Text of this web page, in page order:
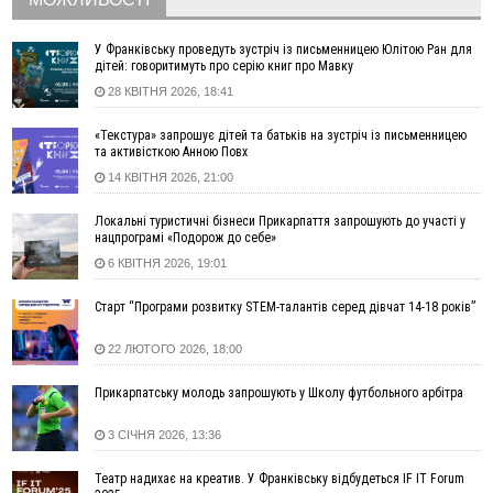
17:20
Українці подали рекордну кількість заяв до університетів.
Які спеціальності обирають
16:43
Зарплати на Прикарпатті за місяць зросли на 10%, але до
середньої по Україні ще далеко
був повторно затриманий
15:54
Прикарпатець прийшов у Пенсійний та заявив поліції про
гранату, бо йому не нарахували пенсію
14:59
У Болгарії затримали прикарпатця, який виготовляв
наркотики для міжнародного синдикату
14:47
Стефанішина отримала нову підозру. Їй обирають
14:02
«Пілот з Лондона» видурив у жительки Коломийщини
майже 64 тисячі гривень
13:13
У четвер на Прикарпатті очікується сильна спека до 39°
13:00
На Снятинщині спіймали чоловіка, який зливав з цистерни
у полі невідому речовину
12:29
У МОЗ змінили підхід до госпіталізації та оновили правила
роботи стаціонарів
У Франківську проведуть зустріч із письменницею Юлітою Ран для
дітей: говоритимуть про серію книг про Мавку
28 КВІТНЯ 2026, 18:41
«Текстура» запрошує дітей та батьків на зустріч із письменницею
та активісткою Анною Повх
14 КВІТНЯ 2026, 21:00
Локальні туристичні бізнеси Прикарпаття запрошують до участі у
нацпрограмі «Подорож до себе»
6 КВІТНЯ 2026, 19:01
Старт “Програми розвитку STEM-талантів серед дівчат 14-18 років”
22 ЛЮТОГО 2026, 18:00
Прикарпатську молодь запрошують у Школу футбольного арбітра
3 СІЧНЯ 2026, 13:36
Театр надихає на креатив. У Франківську відбудеться IF IT Forum